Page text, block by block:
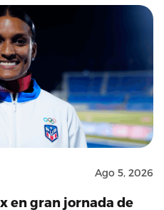
Ago 5, 2026
en gran jornada de